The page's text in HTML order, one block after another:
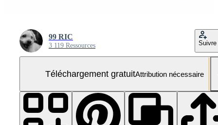
99 RIC
3 119 Ressources Suivre
Téléchargement gratuitAttribution nécessaire